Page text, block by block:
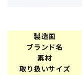
製造国
ブランド名
素材
取り扱いサイズ